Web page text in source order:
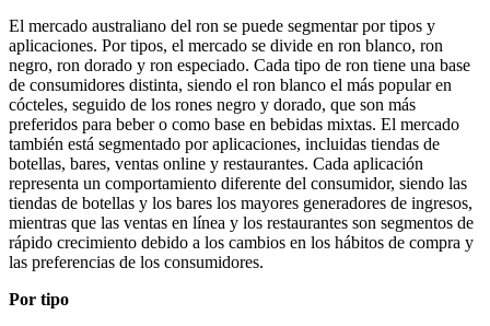
El mercado australiano del ron se puede segmentar por tipos y
aplicaciones. Por tipos, el mercado se divide en ron blanco, ron
negro, ron dorado y ron especiado. Cada tipo de ron tiene una base
de consumidores distinta, siendo el ron blanco el más popular en
cócteles, seguido de los rones negro y dorado, que son más
preferidos para beber o como base en bebidas mixtas. El mercado
también está segmentado por aplicaciones, incluidas tiendas de
botellas, bares, ventas online y restaurantes. Cada aplicación
representa un comportamiento diferente del consumidor, siendo las
tiendas de botellas y los bares los mayores generadores de ingresos,
mientras que las ventas en línea y los restaurantes son segmentos de
rápido crecimiento debido a los cambios en los hábitos de compra y
las preferencias de los consumidores.
Por tipo